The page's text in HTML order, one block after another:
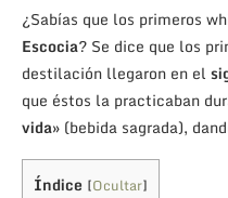
¿Sabías que los primeros
Escocia? Se dice que los
destilación llegaron en el
que éstos la practicaban
vida» (bebida sagrada),
Índice [Ocultar]